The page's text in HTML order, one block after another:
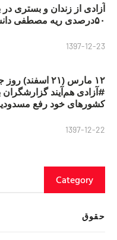
آزادی از زندان و بستری در
۵۰درصدی ریه مصطفی دانشجو
1397-12-23
۱۲ مارس (۲۱
کشورهای خود رفع
1397-12-22
Category
حقوق